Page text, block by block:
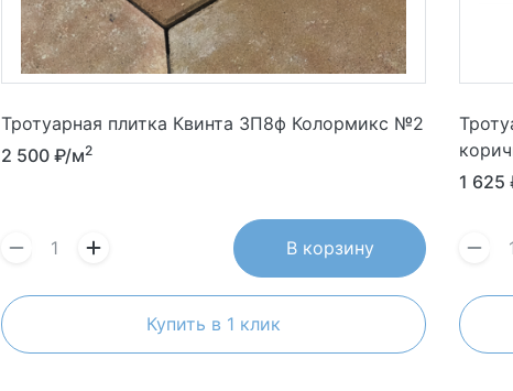
Тротуарная плитка Квинта 3П8ф Колормикс №2
2 500 ₽/м2
В корзину
Купить в 1 клик
1 625